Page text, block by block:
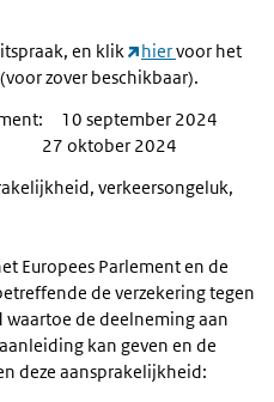
en klik hiervoor het
zover beschikbaar).
10 september 2024
27 oktober 2024
verkeersongeluk,
Europees Parlement en de
de verzekering tegen
de deelneming aan
kan geven en de
deze aansprakelijkheid: